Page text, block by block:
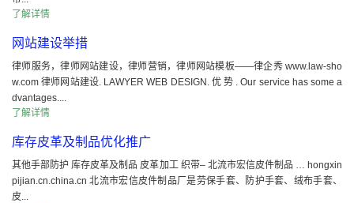
了解详情
网站建设举措
律师服务，律师网站建设，律师营销，律师网站模板——律企秀 www.law-sho
w.com 律师网站建设. LAWYER WEB DESIGN. 优 势 . Our service has some a
dvantages....
了解详情
库存皮革及制品优化推广
其他手部防护 库存皮革及制品 皮革加工 织带– 北流市宏信皮件制品 … hongxin
pijian.cn.china.cn 北流市宏信皮件制品厂是劳保手套、防护手套、绒布手套、
皮...